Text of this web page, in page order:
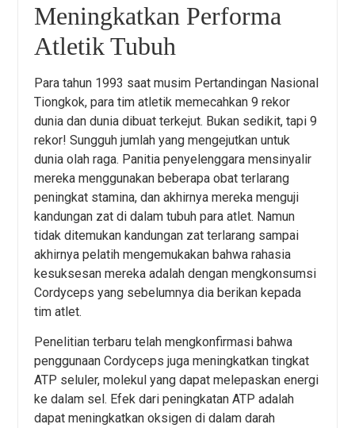
Meningkatkan Performa
Atletik Tubuh
Para tahun 1993 saat musim Pertandingan Nasional
Tiongkok, para tim atletik memecahkan 9 rekor
dunia dan dunia dibuat terkejut. Bukan sedikit, tapi 9
rekor! Sungguh jumlah yang mengejutkan untuk
dunia olah raga. Panitia penyelenggara mensinyalir
mereka menggunakan beberapa obat terlarang
peningkat stamina, dan akhirnya mereka menguji
kandungan zat di dalam tubuh para atlet. Namun
tidak ditemukan kandungan zat terlarang sampai
akhirnya pelatih mengemukakan bahwa rahasia
kesuksesan mereka adalah dengan mengkonsumsi
Cordyceps yang sebelumnya dia berikan kepada
tim atlet.
Penelitian terbaru telah mengkonfirmasi bahwa
penggunaan Cordyceps juga meningkatkan tingkat
ATP seluler, molekul yang dapat melepaskan energi
ke dalam sel. Efek dari peningkatan ATP adalah
dapat meningkatkan oksigen di dalam darah